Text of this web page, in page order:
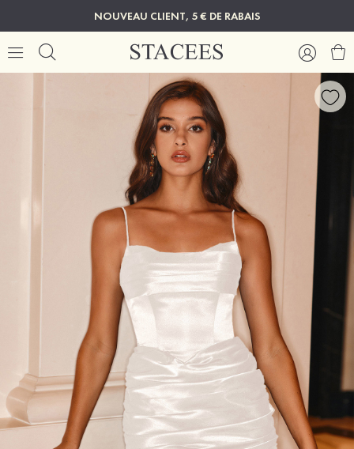
NOUVEAU CLIENT, 5 € DE RABAIS